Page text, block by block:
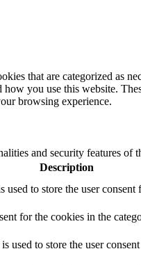
that are categorized as
you use this website.
browsing experience.
and security features of
Description
to store the user
for the cookies in the
to store the user